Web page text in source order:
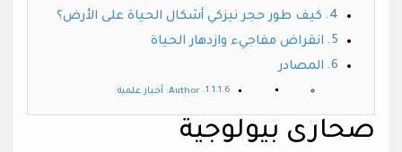
كيف طور حجر نيزكي أشكال الحياة على الأرض؟
انقراض مفاجيء وازدهار الحياة
المصادر
Author: أخبار علمية
صحارى بيولوجية